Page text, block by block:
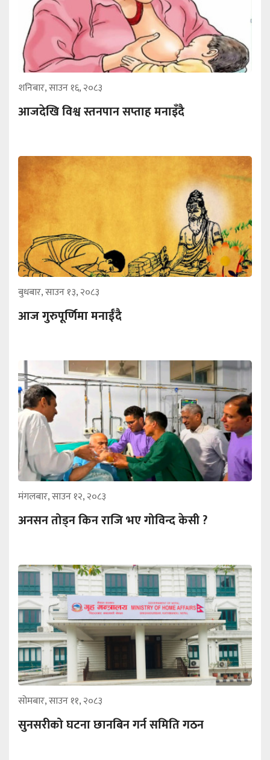
शनिबार, साउन १६, २०८३
आजदेखि विश्व स्तनपान सप्ताह मनाइँदै
बुधबार, साउन १३, २०८३
आज गुरुपूर्णिमा मनाईँदै
मंगलबार, साउन १२, २०८३
अनसन तोड्न किन राजि भए गोविन्द केसी ?
सोमबार, साउन ११, २०८३
सुनसरीको घटना छानबिन गर्न समिति गठन